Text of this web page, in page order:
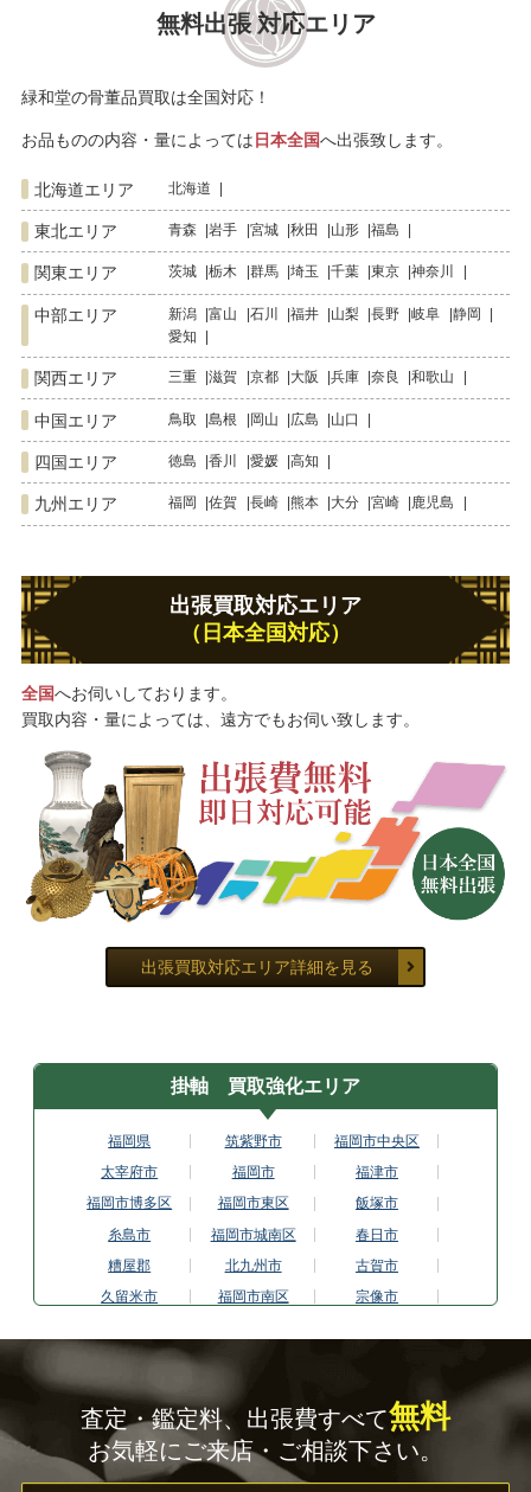
無料出張 対応エリア
緑和堂の骨董品買取は全国対応！
お品ものの内容・量によっては日本全国へ出張致します。
北海道エリア 北海道
東北エリア 青森 岩手 宮城 秋田 山形 福島
関東エリア 茨城 栃木 群馬 埼玉 千葉 東京 神奈川
中部エリア 新潟 富山 石川 福井 山梨 長野 岐阜
静岡
愛知
関西エリア 三重 滋賀 京都 大阪 兵庫 奈良 和歌山
中国エリア 鳥取 島根 岡山 広島 山口
四国エリア 徳島 香川 愛媛 高知
九州エリア 福岡 佐賀 長崎 熊本 大分 宮崎 鹿児島
出張買取対応エリア
（日本全国対応）
全国へお伺いしております。
買取内容・量によっては、遠方でもお伺い致します。
出張買取対応エリア詳細を見る
掛軸 買取強化エリア
福岡県 筑紫野市
福岡市中央区
太宰府市
福岡市
福津市
福岡市博多区
福岡市東区
飯塚市
糸島市
福岡市城南区
春日市
糟屋郡
北九州市
古賀市
久留米市
福岡市南区
宗像市
福岡市早良区
上尾市
川口市
越谷市
さいたま市
草加市
所沢市
滋賀県
東近江市
彦根市
甲賀市
査定・鑑定料、出張費すべて無料
お気軽にご来店・ご相談下さい。